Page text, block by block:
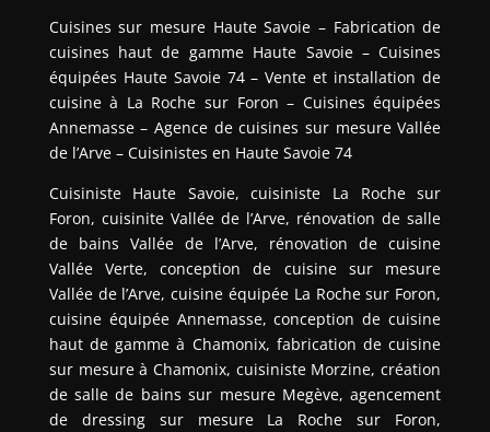
Cuisines sur mesure Haute Savoie – Fabrication de
cuisines haut de gamme Haute Savoie – Cuisines
équipées Haute Savoie 74 – Vente et installation de
cuisine à La Roche sur Foron – Cuisines équipées
Annemasse – Agence de cuisines sur mesure Vallée
de l’Arve – Cuisinistes en Haute Savoie 74
Cuisiniste Haute Savoie, cuisiniste La Roche sur
Foron, cuisinite Vallée de l’Arve, rénovation de salle
de bains Vallée de l’Arve, rénovation de cuisine
Vallée Verte, conception de cuisine sur mesure
Vallée de l’Arve, cuisine équipée La Roche sur Foron,
cuisine équipée Annemasse, conception de cuisine
haut de gamme à Chamonix, fabrication de cuisine
sur mesure à Chamonix, cuisiniste Morzine, création
de salle de bains sur mesure Megève, agencement
de dressing sur mesure La Roche sur Foron,